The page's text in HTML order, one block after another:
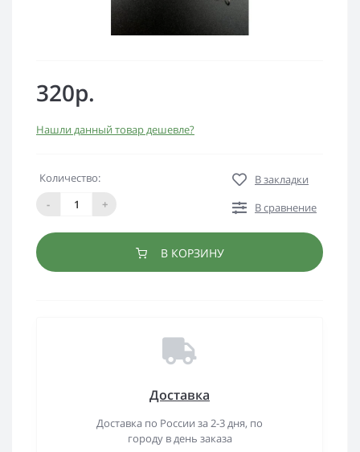
320р.
Нашли данный товар дешевле?
Количество:
-
+
В закладки
В сравнение
В КОРЗИНУ
Доставка
Доставка по России за 2-3 дня, по
городу в день заказа